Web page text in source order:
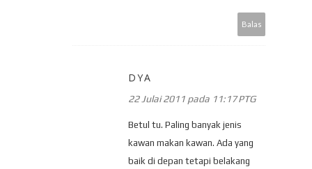
Balas
DYA
22 Julai 2011 pada 11:17 PTG
Betul tu. Paling banyak jenis
kawan makan kawan. Ada yang
baik di depan tetapi belakang